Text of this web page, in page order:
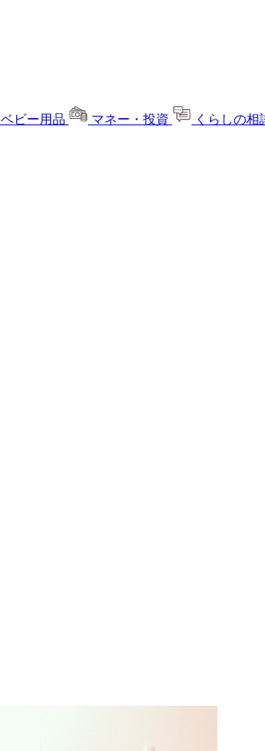
ベビー用品 マネー・投資 くらしの相